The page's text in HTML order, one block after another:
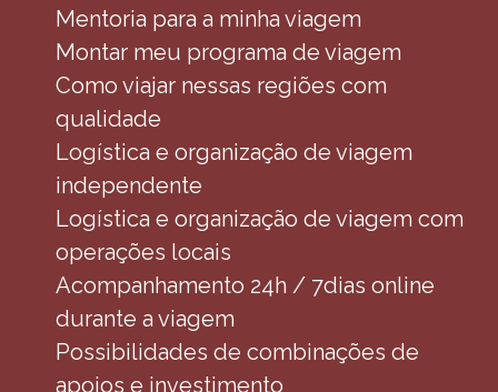
Mentoria para a minha viagem
Montar meu programa de viagem
Como viajar nessas regiões com
qualidade
Logística e organização de viagem
independente
Logística e organização de viagem com
operações locais
Acompanhamento 24h / 7dias online
durante a viagem
Possibilidades de combinações de
apoios e investimento